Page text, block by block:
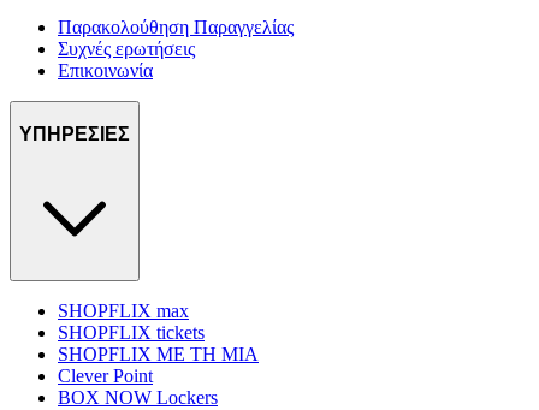
Παρακολούθηση Παραγγελίας
Συχνές ερωτήσεις
Επικοινωνία
ΥΠΗΡΕΣΙΕΣ
SHOPFLIX max
SHOPFLIX tickets
SHOPFLIX ΜΕ ΤΗ ΜΙΑ
Clever Point
BOX NOW Lockers